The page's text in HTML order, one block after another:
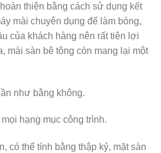
thiện bằng cách sử dụng kết
mài chuyên dụng để làm bóng,
của khách hàng nên rất tiện lợi
mài sàn bê tông còn mang lại một
như bằng không.
hạng mục công trình.
có thể tính bằng thập kỷ, mặt sàn